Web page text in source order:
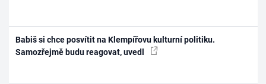
Babiš si chce posvítit na Klempířovu kulturní politiku.
Samozřejmě budu reagovat, uvedl